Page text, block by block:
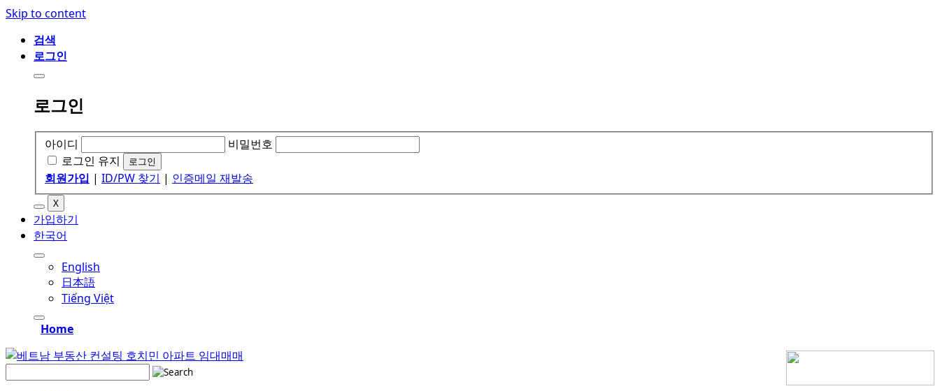
Skip to content
검색
로그인
로그인
아이디
비밀번호
로그인 유지
회원가입 | ID/PW 찾기 | 인증메일 재발송
X
가입하기
한국어
English
日本語
Tiếng Việt
Home